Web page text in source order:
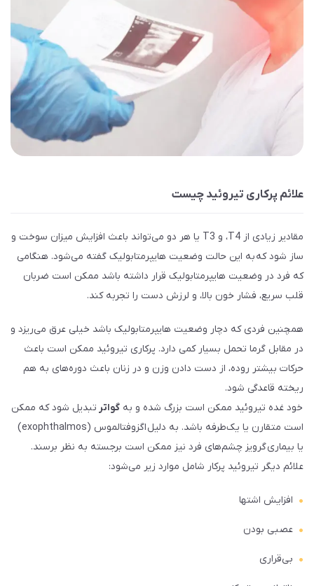
علائم پرکاری تیروئید چیست
مقادیر زیادی از T4، و T3 یا هر دو می‌تواند باعث افزایش میزان سوخت و
ساز شود که به این حالت وضعیت هایپرمتابولیک گفته می‌شود. هنگامی
که فرد در وضعیت هایپرمتابولیک قرار داشته باشد ممکن است ضربان
قلب سریع، فشار خون بالا، و لرزش دست را تجربه کند.
همچنین فردی که دچار وضعیت هایپرمتابولیک باشد خیلی عرق می‌ریزد و
در مقابل گرما تحمل بسیار کمی دارد. پرکاری تیروئید ممکن است باعث
حرکات بیشتر روده، از دست دادن وزن و در زنان باعث دوره‌های به هم
ریخته قاعدگی شود.
خود غده تیروئید ممکن است بزرگ شده و به گواتر تبدیل شود که ممکن
است متقارن یا یک‌طرفه باشد. به دلیل اگزوفتالموس (exophthalmos)
یا بیماری گرویز چشم‌های فرد نیز ممکن است برجسته به نظر برسند.
علائم دیگر تیروئید پرکار شامل موارد زیر می‌شود:
افزایش اشتها
عصبی بودن
بی‌قراری